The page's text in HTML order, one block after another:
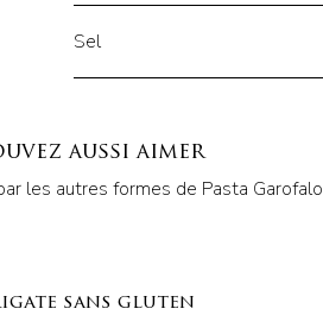
Sel
aussi aimer
les autres formes de Pasta Garofalo
sans gluten